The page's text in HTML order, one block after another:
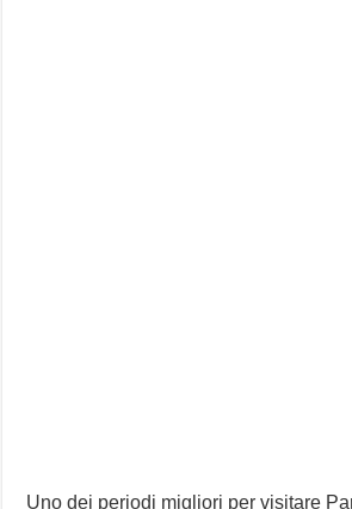
Uno dei periodi migliori per visitare